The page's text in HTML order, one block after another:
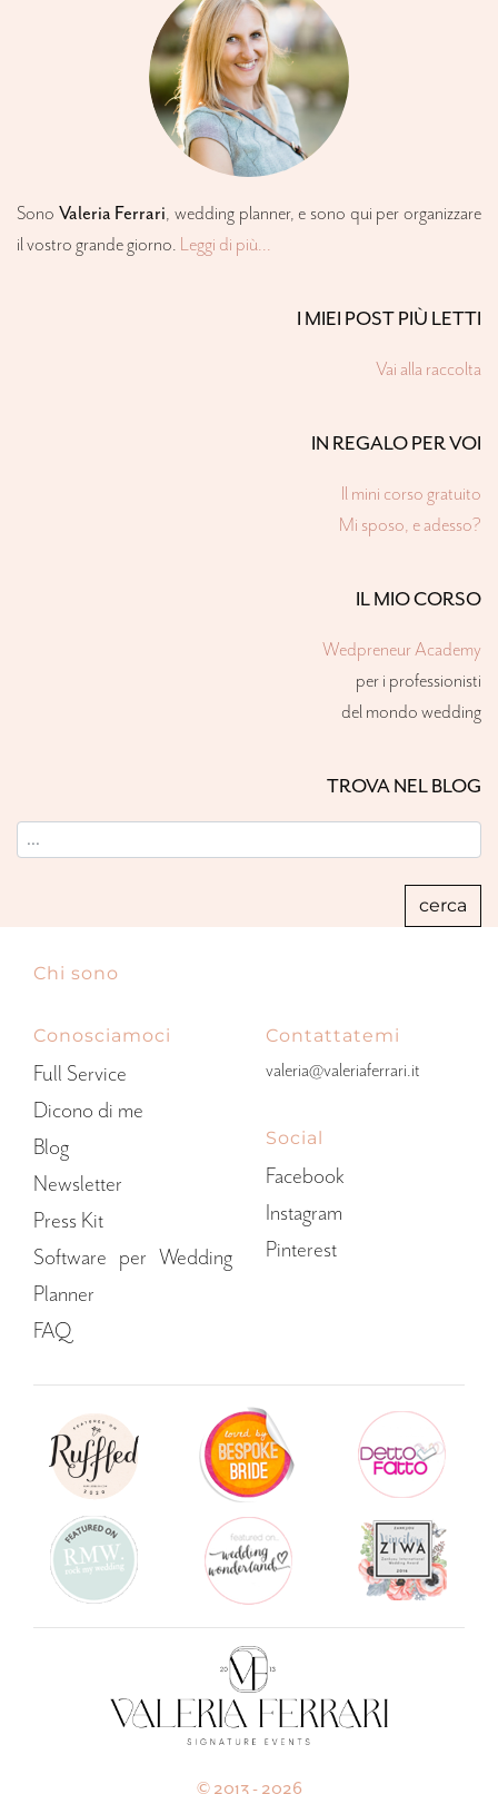
Sono Valeria Ferrari,wedding planner, e sono qui per organizzare
il vostro grande giorno. Leggi di più...
I MIEI POST PIÙ LETTI
Vai alla raccolta
IN REGALO PER VOI
Il mini corso gratuito
Mi sposo, e adesso?
IL MIO CORSO
Wedpreneur Academy
per i professionisti
del mondo wedding
TROVA NEL BLOG
Chi sono
Conosciamoci
Full Service
Dicono di me
Blog
Newsletter
Press Kit
Software per Wedding
Planner
FAQ
Contattatemi
valeria@valeriaferrari.it
Social
Facebook
Instagram
Pinterest
© 2013 - 2026